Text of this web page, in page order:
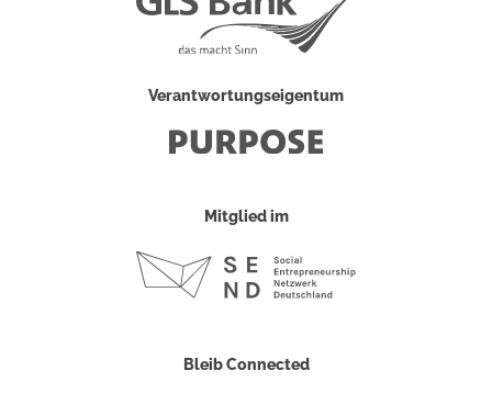
Verantwortungseigentum
Mitglied im
Bleib Connected